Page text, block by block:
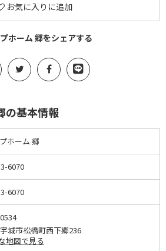
お気に入りに追加
ホーム 郷をシェアする
の基本情報
ホーム 郷
6070
6070
城市松橋町西下郷236
地図で見る